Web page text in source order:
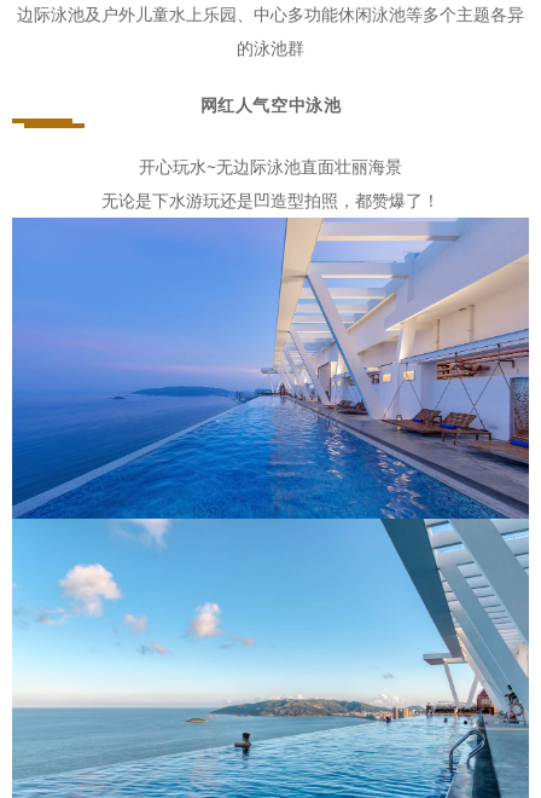
边际泳池及户外儿童水上乐园、中心多功能休闲泳池等多个主题各异
的泳池群
网红人气空中泳池
开心玩水~无边际泳池直面壮丽海景
无论是下水游玩还是凹造型拍照，都赞爆了！